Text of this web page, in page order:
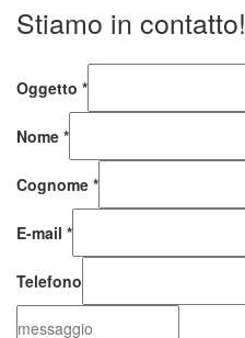
Stiamo in contatto!
Oggetto *
Nome *
Cognome *
E-mail *
Telefono